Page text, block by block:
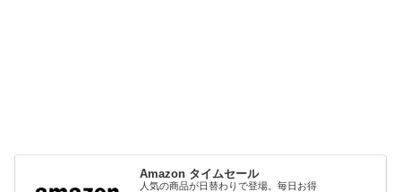
Amazon タイムセール
人気の商品が日替わりで登場。毎日お得